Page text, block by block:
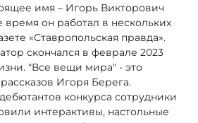
имя – Игорь Викторович
он работал в нескольких
«Ставропольская правда».
скончался в феврале 2023
"Все вещи мира" - это
Игоря Берега.
конкурса сотрудники
интерактивы, настольные